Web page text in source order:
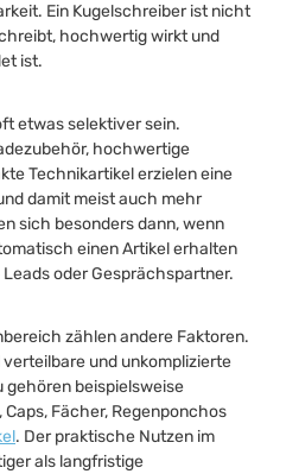
Ein Kugelschreiber ist nicht
hochwertig wirkt und
ist.
etwas selektiver sein.
hochwertige
Technikartikel erzielen eine
damit meist auch mehr
sich besonders dann, wenn
einen Artikel erhalten
oder Gesprächspartner.
zählen andere Faktoren.
und unkomplizierte
gehören beispielsweise
Fächer, Regenponchos
. Der praktische Nutzen im
als langfristige